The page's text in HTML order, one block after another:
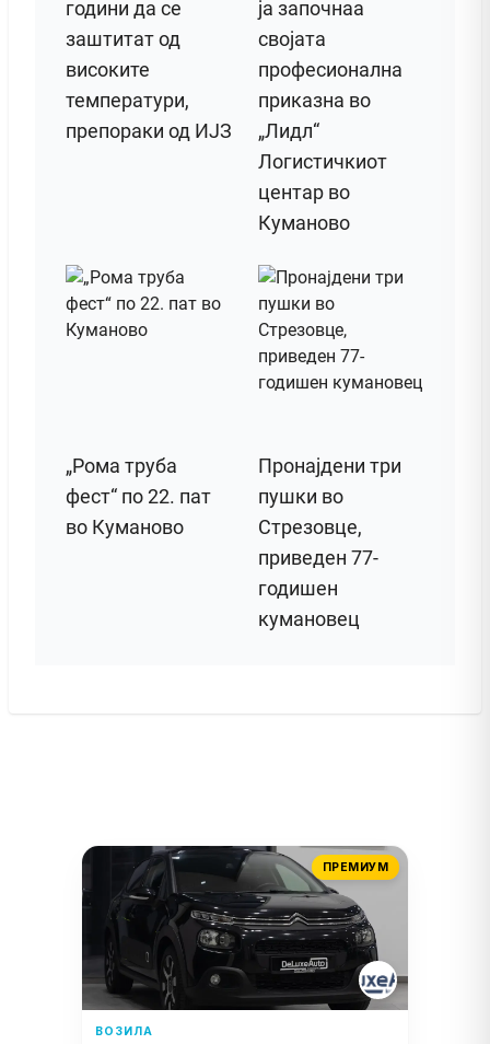
години да се
заштитат од
високите
температури,
препораки од ИЈЗ
ја започнаа
својата
професионална
приказна во
„Лидл“
Логистичкиот
центар во
Куманово
„Рома труба
фест“ по 22. пат
во Куманово
Пронајдени три
пушки во
Стрезовце,
приведен 77-
годишен
кумановец
ПРЕМИУМ
ВОЗИЛА